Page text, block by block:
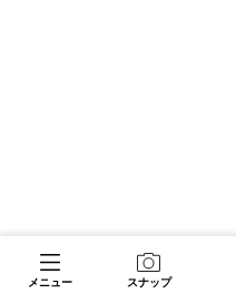
メニュー スナップ